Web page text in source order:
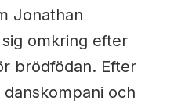
Jonathan
omkring efter
brödfödan. Efter
och